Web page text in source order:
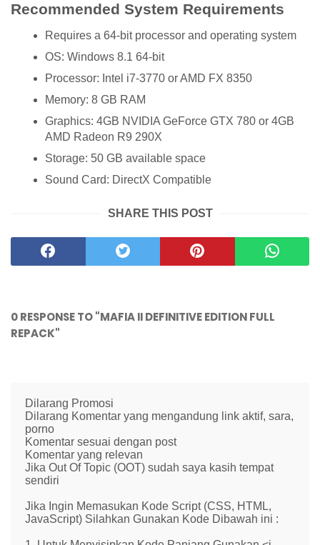
Recommended System Requirements
Requires a 64-bit processor and operating system
OS: Windows 8.1 64-bit
Processor: Intel i7-3770 or AMD FX 8350
Memory: 8 GB RAM
Graphics: 4GB NVIDIA GeForce GTX 780 or 4GB
AMD Radeon R9 290X
Storage: 50 GB available space
Sound Card: DirectX Compatible
SHARE THIS POST
0 RESPONSE TO "MAFIA II DEFINITIVE EDITION FULL
REPACK"
Dilarang Promosi
Dilarang Komentar yang mengandung link aktif, sara,
porno
Komentar sesuai dengan post
Komentar yang relevan
Jika Out Of Topic (OOT) sudah saya kasih tempat
sendiri
Jika Ingin Memasukan Kode Script (CSS, HTML,
JavaScript) Silahkan Gunakan Kode Dibawah ini :